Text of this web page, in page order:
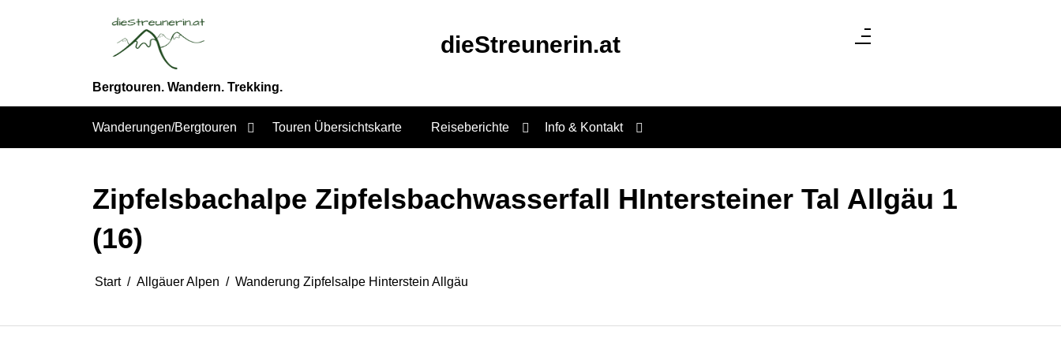
dieStreunerin.at
Bergtouren. Wandern. Trekking.
Wanderungen/Bergtouren Touren Übersichtskarte Reiseberichte Info & Kontakt
Zipfelsbachalpe Zipfelsbachwasserfall HIntersteiner Tal Allgäu 1
(16)
Start Allgäuer Alpen Wanderung Zipfelsalpe Hinterstein Allgäu